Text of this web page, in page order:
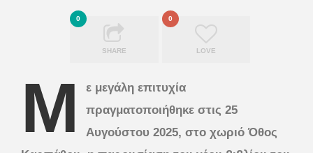
0
SHARE
0
LOVE
Μ
ε μεγάλη επιτυχία
πραγματοποιήθηκε στις 25
Αυγούστου 2025, στο χωριό Όθος